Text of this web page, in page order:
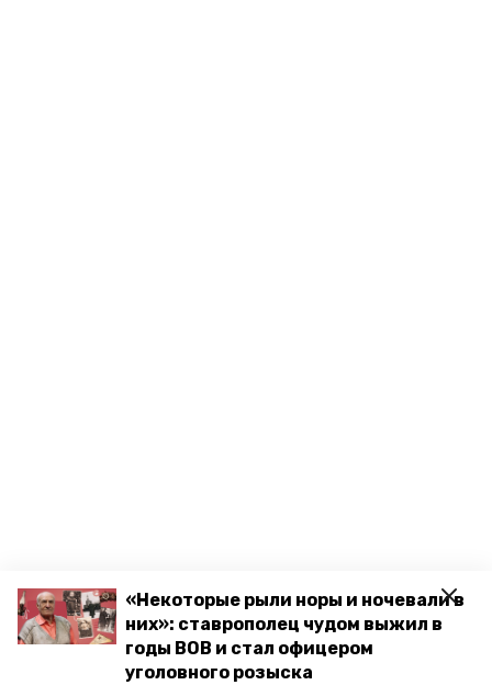
«Некоторые рыли норы и ночевали в
них»: ставрополец чудом выжил в
годы ВОВ и стал офицером
уголовного розыска